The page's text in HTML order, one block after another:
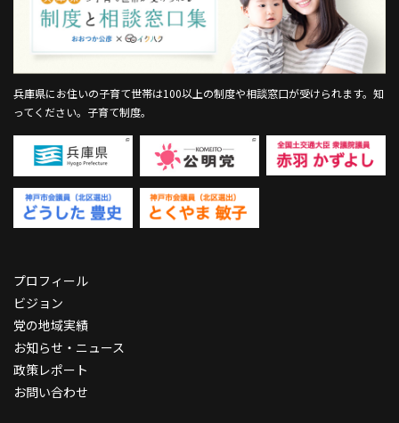
プロフィール
ビジョン
党の地域実績
お知らせ・ニュース
政策レポート
お問い合わせ
兵庫県にお住いの子育て世帯は100以上の制度や相談窓口が受けられます。 知
ってください。子育て制度。